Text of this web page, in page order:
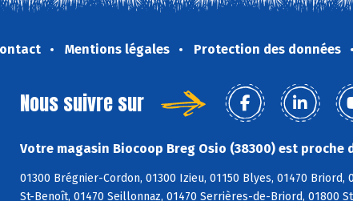
Mentions légales Protection des données
Nous suivre sur
Votre magasin Biocoop Breg Osio (38300) est proche
01300 Brégnier-Cordon, 01300 Izieu, 01150 Blyes, 01470 Briord,
St-Benoît, 01470 Seillonnaz, 01470 Serrières-de-Briord, 01800